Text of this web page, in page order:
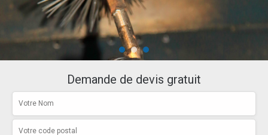
Demande de devis gratuit